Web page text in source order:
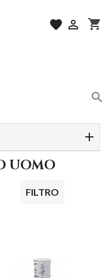
shopping_cart

favorite

UOMO
FILTRO